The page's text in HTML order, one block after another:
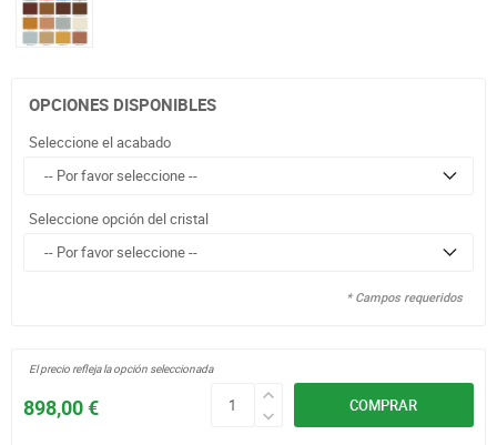
OPCIONES DISPONIBLES
Seleccione el acabado
Seleccione opción del cristal
* Campos requeridos
COMPRAR
898,00 €
El precio refleja la opción seleccionada